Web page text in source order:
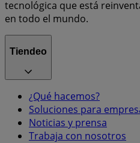
tecnológica que está
en todo el mundo.
Tiendeo
¿Qué hacemos?
Soluciones para
Noticias y prensa
Trabaja con nosotros